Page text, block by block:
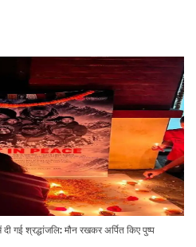
गई श्रद्धांजलि: मौन रखकर अर्पित किए पुष्प